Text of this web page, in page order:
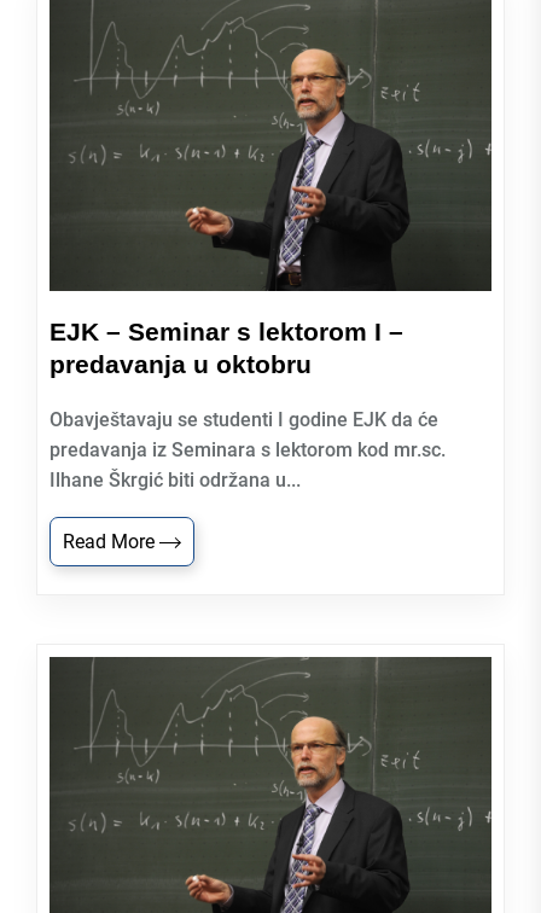
EJK – Seminar s lektorom I –
predavanja u oktobru
Obavještavaju se studenti I godine EJK da će
predavanja iz Seminara s lektorom kod mr.sc.
Ilhane Škrgić biti održana u...
Read More